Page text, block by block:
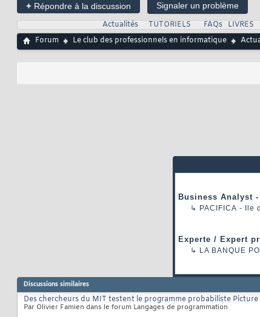
+ Répondre à la discussion
Signaler un problème
Actualités
TUTORIELS FAQs LIVRES
Forum
Le club des professionnels en informatique
Business Analyst -
↳ PACIFICA - Ile
Experte / Expert
↳ LA BANQUE
Discussions similaires
Des chercheurs du MIT testent le programme probabiliste Picture
Par Olivier Famien dans le forum Langages de programmation